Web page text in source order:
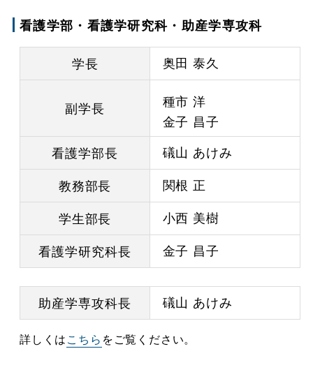
看護学部・看護学研究科・助産学専攻科
学長 奥田 泰久
副学長
種市 洋
金子 昌子
看護学部長
礒山 あけみ
教務部長
関根 正
学生部長
小西 美樹
看護学研究科長
金子 昌子
助産学専攻科長 礒山 あけみ
詳しくはこちら をご覧ください。